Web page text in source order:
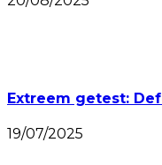
Extreem getest:
19/07/2025